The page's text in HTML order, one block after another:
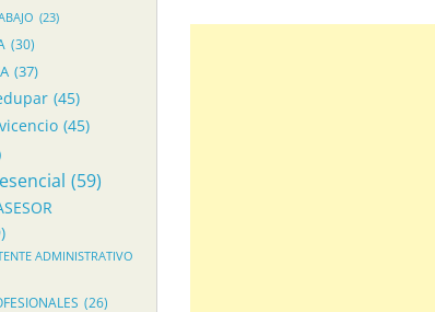
(23)
(30)
(37)
(45)
(45)
(59)
ADMINISTRATIVO
(26)